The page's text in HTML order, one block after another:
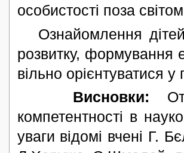
особистості поза
Ознайомлення дітей
розвитку, формування
вільно орієнтуватися
Висновки:
компетентності в
уваги відомі вчені Г.